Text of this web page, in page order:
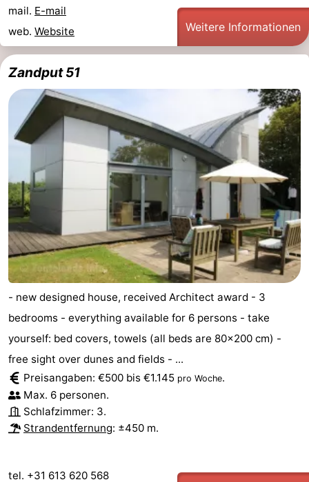
Aussichtspunkte
Attraktionen
-
Spielplätze
-
Indoor-
Spielplätze
-
Bowling
Wellness-
&
Städte
Natur
Führungen
Sport
-
Schwimmbader
-
Radfahren
-
Wandern
-
Reiten
-
Sportangeln
Essen
mail. E-mail
web. Website Weitere Informationen
Zandput 51
- new designed house, received Architect award - 3
bedrooms - everything available for 6 persons - take
yourself: bed covers, towels (all beds are 80x200 cm) -
free sight over dunes and fields - ...
Preisangaben: €500 bis €1.145 pro Woche.
Max. 6 personen.
Schlafzimmer: 3.
Strandentfernung: ±450 m.
tel. +31 613 620 568